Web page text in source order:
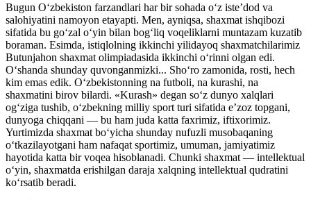
Bugun O‘zbekiston farzandlari har bir sohada o‘z iste’dod va
salohiyatini namoyon etayapti. Men, ayniqsa, shaxmat ishqibozi
sifatida bu go‘zal o‘yin bilan bog‘liq voqeliklarni muntazam kuzatib
boraman. Esimda, istiqlolning ikkinchi yilidayoq shaxmatchilarimiz
Butunjahon shaxmat olimpiadasida ikkinchi o‘rinni olgan edi.
O‘shanda shunday quvonganmizki... Sho‘ro zamonida, rosti, hech
kim emas edik. O‘zbekistonning na futboli, na kurashi, na
shaxmatini birov bilardi. «Kurash» degan so‘z dunyo xalqlari
og‘ziga tushib, o‘zbekning milliy sport turi sifatida e’zoz topgani,
dunyoga chiqqani — bu ham juda katta faxrimiz, iftixorimiz.
Yurtimizda shaxmat bo‘yicha shunday nufuzli musobaqaning
o‘tkazilayotgani ham nafaqat sportimiz, umuman, jamiyatimiz
hayotida katta bir voqea hisoblanadi. Chunki shaxmat — intellektual
o‘yin, shaxmatda erishilgan daraja xalqning intellektual qudratini
ko‘rsatib beradi.